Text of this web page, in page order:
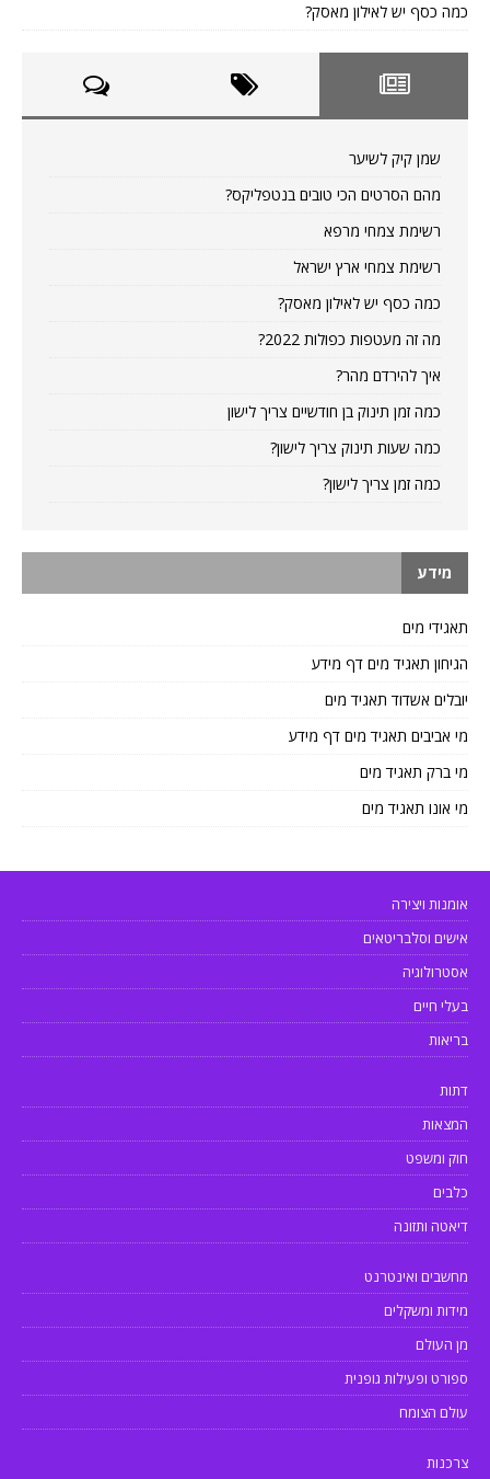
כמה כסף יש לאילון מאסק?
שמן קיק לשיער
מהם הסרטים הכי טובים בנטפליקס?
רשימת צמחי מרפא
רשימת צמחי ארץ ישראל
כמה כסף יש לאילון מאסק?
מה זה מעטפות כפולות 2022?
איך להירדם מהר?
כמה זמן תינוק בן חודשיים צריך לישון
כמה שעות תינוק צריך לישון?
כמה זמן צריך לישון?
מידע
תאגידי מים
הגיחון תאגיד מים דף מידע
יובלים אשדוד תאגיד מים
מי אביבים תאגיד מים דף מידע
מי ברק תאגיד מים
מי אונו תאגיד מים
אומנות ויצירה
אישים וסלבריטאים
אסטרולוגיה
בעלי חיים
בריאות
דתות
המצאות
חוק ומשפט
כלבים
דיאטה ותזונה
מחשבים ואינטרנט
מידות ומשקלים
מן העולם
ספורט ופעילות גופנית
עולם הצומח
צרכנות